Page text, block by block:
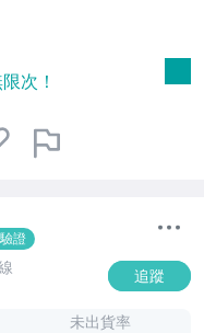
次！
證
追蹤
未出貨率